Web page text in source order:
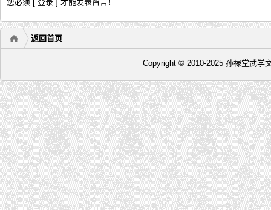
您必须 [ 登录 ] 才能发表留言！
返回首页
Copyright © 2010-2025 孙禄堂武